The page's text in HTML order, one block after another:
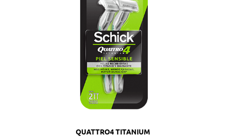
QUATTRO4 TITANIUM